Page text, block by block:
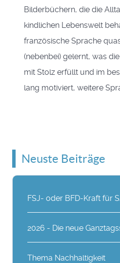
Bilderbüchern, die die
kindlichen Lebenswelt
französische Sprache
(nebenbei) gelernt, was
mit Stolz erfüllt und im
lang motiviert, weitere
Neuste Beiträge
FSJ- oder BFD-Kraft für
2026 - Die neue
Thema Nachhaltigkeit